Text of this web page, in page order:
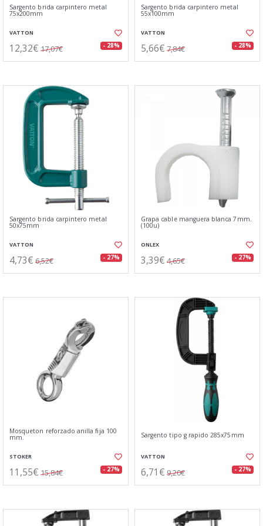
Sargento brida carpintero metal
75x200mm
VATTON
12,32€ 17,07€ - 28%
Sargento brida carpintero metal
55x100mm
VATTON
5,66€ 7,84€ - 28%
Sargento brida carpintero metal
50x75mm
VATTON
4,73€ 6,52€ - 27%
Grapa cable manguera blanca 7mm.
(100u)
ONLEX
3,39€ 4,65€ - 27%
Mosqueton reforzado anilla fija 100
mm.
STOKER
11,55€ 15,84€ - 27%
Sargento tipo g rapido 285x75mm
VATTON
6,71€ 9,20€ - 27%